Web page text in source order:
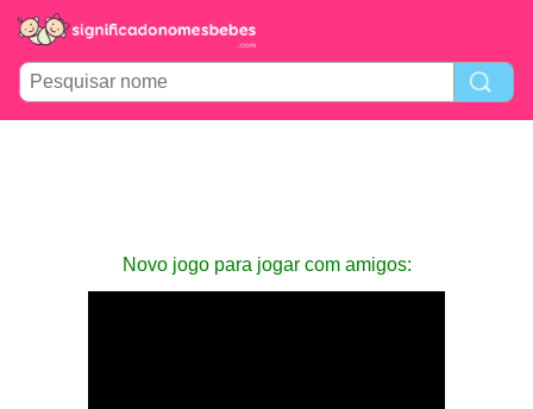
Novo jogo para jogar com amigos: